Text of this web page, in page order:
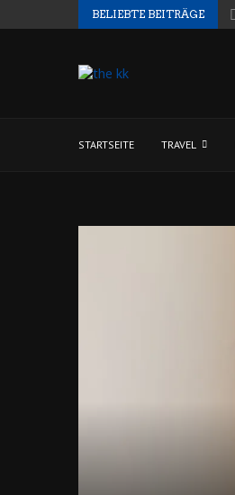
BELIEBTE BEITRÄGE
STARTSEITE TRAVEL